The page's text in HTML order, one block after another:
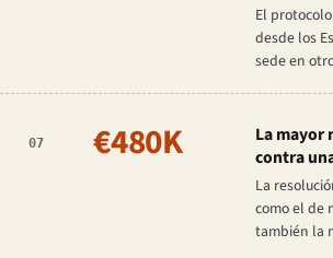
El
desde los
sede en
07 €480K
La mayor
contra
La
como el de
también la